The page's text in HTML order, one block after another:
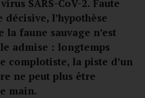
SARS-CoV-2. Faute
l’hypothèse
la faune sauvage n’est
admise : longtemps
complotiste, la piste d’un
ne peut plus être
main.